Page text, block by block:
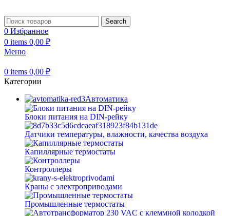
Search
0 Избранное
0 items 0,00 ₽
Меню
0 items 0,00 ₽
Категории
Автоматика
Блоки питания на DIN-рейку
Датчики температуры, влажности, качества воздуха
Капиллярные термостаты
Контроллеры
Краны с электроприводами
Промышленные термостаты